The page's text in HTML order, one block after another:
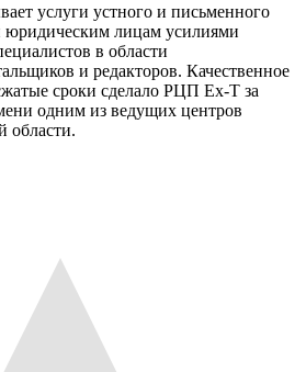
услуги устного и письменного
юридическим лицам усилиями
в области
и редакторов. Качественное
сроки сделало РЦП Ех-Т за
одним из ведущих центров
области.